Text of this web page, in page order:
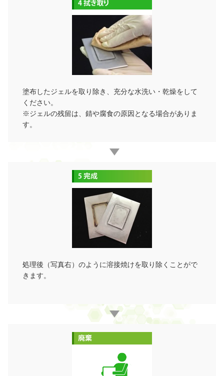
塗布したジェルを取り除き、充分な水洗い・乾燥をして
ください。
※ジェルの残留は、錆や腐食の原因となる場合がありま
す。
処理後（写真右）のように溶接焼けを取り除くことがで
きます。